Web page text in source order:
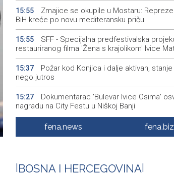
15:55
Zmajice se okupile u Mostaru:
BiH kreće po novu mediteransku priču
15:55
SFF - Specijalna predfestivalska
restauriranog filma 'Žena s krajolikom' Ivice
15:37
Požar kod Konjica i dalje aktivan,
nego jutros
15:27
Dokumentarac 'Bulevar Ivice Osima'
nagradu na City Festu u Niškoj Banji
Konjic ugostio 23 folklorna društva na
Međunarodnom festivalu ‘Konjička sehara’
konja na cestama
fena.news fena.biz
BOSNA I HERCEGOVINA